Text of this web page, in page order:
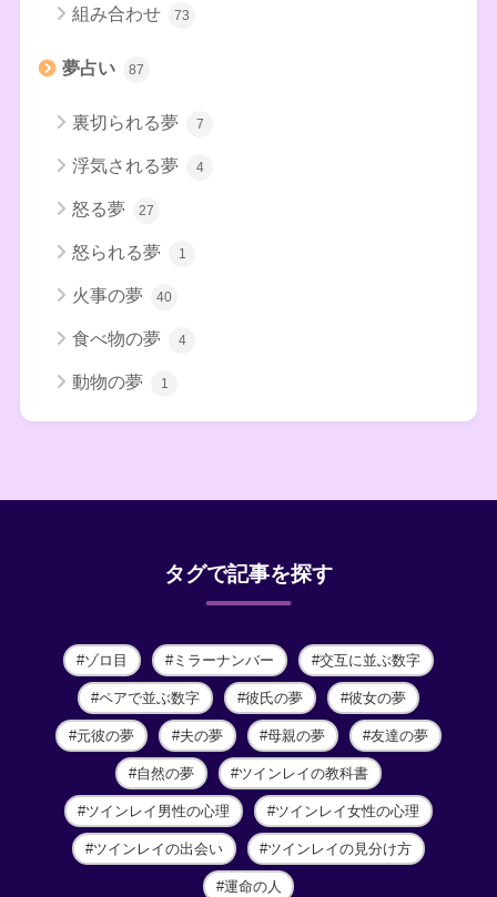
組み合わせ 73
夢占い 87
裏切られる夢 7
浮気される夢 4
怒る夢 27
怒られる夢 1
火事の夢 40
食べ物の夢 4
動物の夢 1
タグで記事を探す
ゾロ目 ミラーナンバー 交互に並ぶ数字
ペアで並ぶ数字 彼氏の夢 彼女の夢
元彼の夢 夫の夢 母親の夢 友達の夢
自然の夢 ツインレイの教科書
ツインレイ男性の心理 ツインレイ女性の心理
ツインレイの出会い ツインレイの見分け方
運命の人